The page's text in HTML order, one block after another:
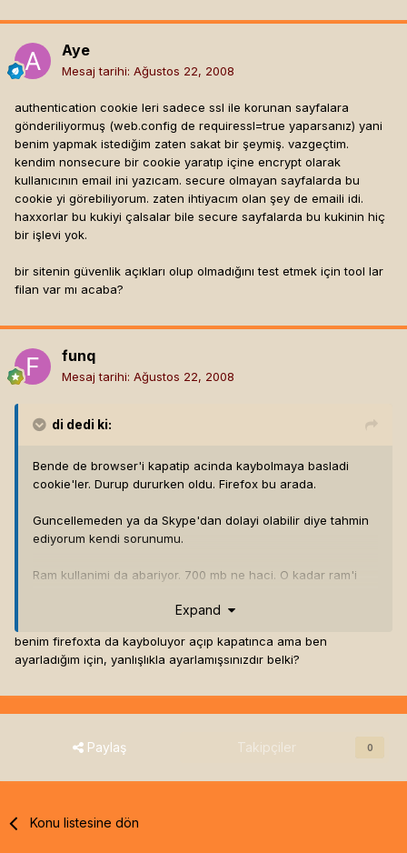
Aye
Mesaj tarihi: Ağustos 22, 2008
authentication cookie leri sadece ssl ile korunan sayfalara
gönderiliyormuş (web.config de requiressl=true yaparsanız) yani
benim yapmak istediğim zaten sakat bir şeymiş. vazgeçtim.
kendim nonsecure bir cookie yaratıp içine encrypt olarak
kullanıcının email ini yazıcam. secure olmayan sayfalarda bu
cookie yi görebiliyorum. zaten ihtiyacım olan şey de emaili idi.
haxxorlar bu kukiyi çalsalar bile secure sayfalarda bu kukinin hiç
bir işlevi yok.
bir sitenin güvenlik açıkları olup olmadığını test etmek için tool lar
filan var mı acaba?
funq
Mesaj tarihi: Ağustos 22, 2008
di dedi ki:
Bende de browser'i kapatip acinda kaybolmaya basladi
cookie'ler. Durup dururken oldu. Firefox bu arada.
Guncellemeden ya da Skype'dan dolayi olabilir diye tahmin
ediyorum kendi sorunumu.
Ram kullanimi da abariyor. 700 mb ne haci. O kadar ram'i
Expand
benim firefoxta da kayboluyor açıp kapatınca ama ben
ayarladığım için, yanlışlıkla ayarlamışsınızdır belki?
Paylaş Takipçiler 0
Konu listesine dön